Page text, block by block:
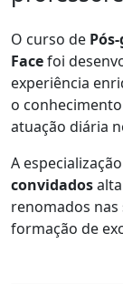
O curso de
Facefoi
experiência
o
atuação diária
A
convidados
renomados
formação de